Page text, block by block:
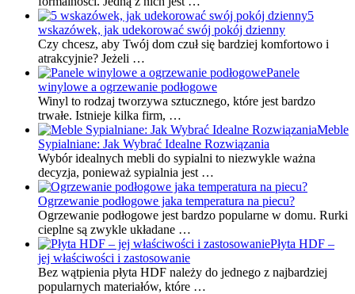
5
wskazówek, jak udekorować swój pokój dzienny
Czy chcesz, aby Twój dom czuł się bardziej komfortowo i
atrakcyjnie? Jeżeli …
Panele
winylowe a ogrzewanie podłogowe
Winyl to rodzaj tworzywa sztucznego, które jest bardzo
trwałe. Istnieje kilka firm, …
Meble
Sypialniane: Jak Wybrać Idealne Rozwiązania
Wybór idealnych mebli do sypialni to niezwykle ważna
decyzja, ponieważ sypialnia jest …
Ogrzewanie podłogowe jaka temperatura na piecu?
Ogrzewanie podłogowe jest bardzo popularne w domu. Rurki
cieplne są zwykle układane …
Płyta HDF –
jej właściwości i zastosowanie
Bez wątpienia płyta HDF należy do jednego z najbardziej
popularnych materiałów, które …